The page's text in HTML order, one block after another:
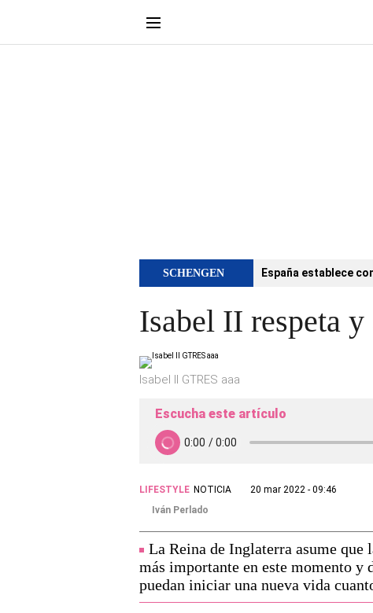
SCHENGEN España establece
Isabel II respeta
Isabel II GTRES aaa
Escucha este artículo
LIFESTYLE NOTICIA
20 mar 2022 - 09:46
Iván Perlado
La Reina de Inglaterra asume
más importante en este momento y
puedan iniciar una nueva vida